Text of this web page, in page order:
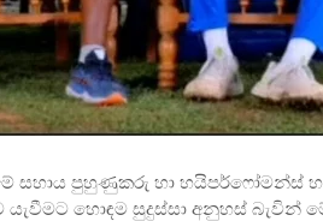
සහාය පුහුණුකරු හා හයිපර්ෆෝමන්ස්
හොඳම සුදුස්සා අනුහස් බැවින්